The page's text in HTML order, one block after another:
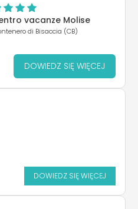
vacanze Molise
di Bisaccia (CB)
DOWIEDZ SIĘ WIĘCEJ
DOWIEDZ SIĘ WIĘCEJ